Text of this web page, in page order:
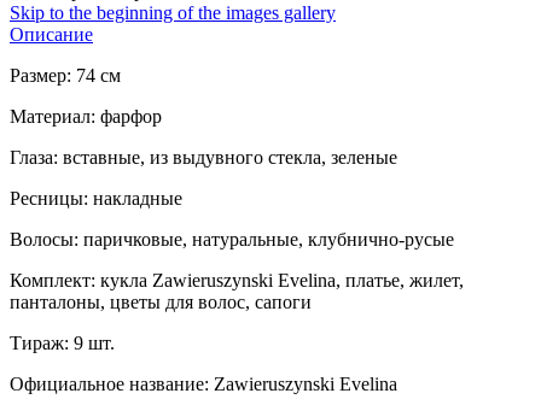
Skip to the beginning of the images gallery
Описание
Размер: 74 см
Материал: фарфор
Глаза: вставные, из выдувного стекла, зеленые
Ресницы: накладные
Волосы: паричковые, натуральные, клубнично-русые
Комплект: кукла Zawieruszynski Evelina, платье, жилет,
панталоны, цветы для волос, сапоги
Тираж: 9 шт.
Официальное название: Zawieruszynski Evelina